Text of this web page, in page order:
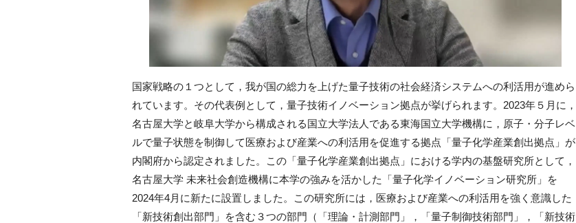
国家戦略の１つとして，我が国の総力を上げた量子技術の社会経済システムへの利活用が進めら
れています。その代表例として，量子技術イノベーション拠点が挙げられます。2023年５月に，
名古屋大学と岐阜大学から構成される国立大学法人である東海国立大学機構に，原子・分子レベ
ルで量子状態を制御して医療および産業への利活用を促進する拠点「量子化学産業創出拠点」が
内閣府から認定されました。この「量子化学産業創出拠点」における学内の基盤研究所として，
名古屋大学 未来社会創造機構に本学の強みを活かした「量子化学イノベーション研究所」を
2024年4月に新たに設置しました。この研究所には，医療および産業への利活用を強く意識した
「新技術創出部門」を含む３つの部門（「理論・計測部門」，「量子制御技術部門」，「新技術